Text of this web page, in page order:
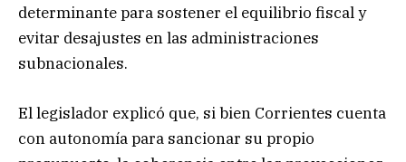
determinante para sostener el equilibrio fiscal y
evitar desajustes en las administraciones
subnacionales.
El legislador explicó que, si bien Corrientes cuenta
con autonomía para sancionar su propio